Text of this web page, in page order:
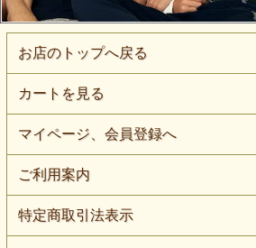
お店のトップへ戻る
カートを見る
マイページ、会員登録へ
ご利用案内
特定商取引法表示